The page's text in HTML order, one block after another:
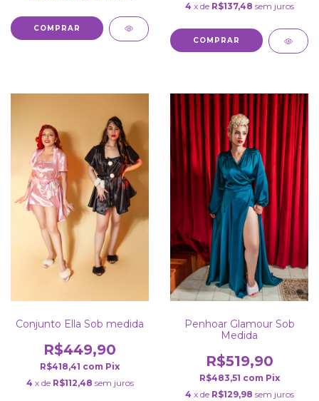
COMPRAR
4 x de R$137,48 sem juros
COMPRAR
Conjunto Ella Sob medida
R$449,90
R$418,41 com Pix
4 x de R$112,48 sem juros
Penhoar Glamour Sob
Medida
R$519,90
R$483,51 com Pix
4 x de R$129,98 sem juros